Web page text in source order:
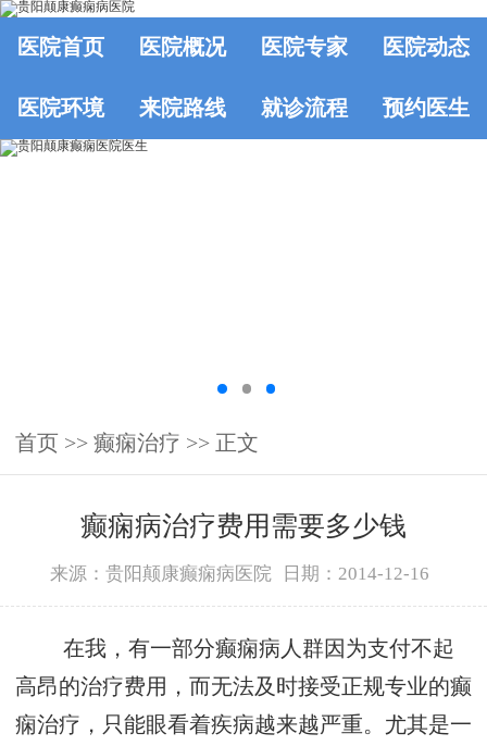
医院首页 医院概况 医院专家 医院动态
医院环境 来院路线 就诊流程 预约医生
首页 >> 癫痫治疗 >> 正文
癫痫病治疗费用需要多少钱
来源：贵阳颠康癫痫病医院 日期：2014-12-16
在我，有一部分癫痫病人群因为支付不起
高昂的治疗费用，而无法及时接受正规专业的癫
痫治疗，只能眼看着疾病越来越严重。尤其是一